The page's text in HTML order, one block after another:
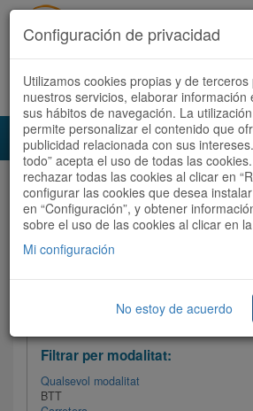
Accedeix Registra't ara
Audioruta Totes les rutes
Totes les rutes Ordenar per:
Filtrar les rutes
Filtrar per modalitat:
Qualsevol modalitat
BTT
Configuración de privacidad
Utilizamos cookies propias y de
nuestros servicios, elaborar información
sus hábitos de navegación. La
permite personalizar el contenido que
publicidad relacionada con sus
todo” acepta el uso de todas las
rechazar todas las cookies al clicar en
configurar las cookies que desea
en “Configuración”, y obtener
sobre el uso de las cookies al clicar en la
Mi configuración
No estoy de acuerdo